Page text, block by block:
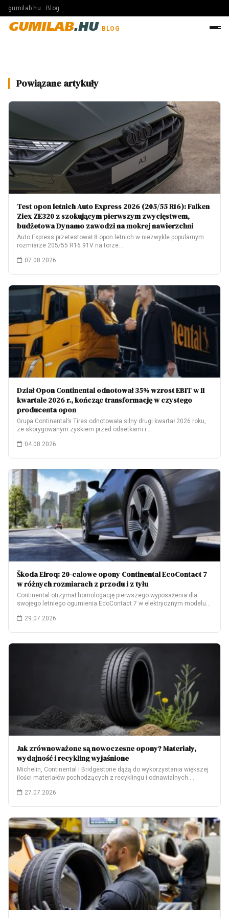
gumilab.hu · Blog
GUMILAB.HU BLOG
Powiązane artykuły
Test opon letnich Auto Express 2026 (205/55 R16): Falken
Ziex ZE320 z szokującym pierwszym zwycięstwem,
budżetowa Dynamo zawodzi na mokrej nawierzchni
Auto Express przetestował 8 opon letnich w niezwykle popularnym
rozmiarze 205/55 R16 91V na torze…
07.08.2026
Dział Opon Continental odnotował 35% wzrost EBIT w II
kwartale 2026 r., kończąc transformację w czystego
producenta opon
Grupa Continental’s Tires odnotowała silny drugi kwartał 2026 roku,
ze skorygowanym zyskiem przed odsetkami i…
04.08.2026
Škoda Elroq: 20-calowe opony Continental EcoContact 7
w różnych rozmiarach z przodu i z tyłu
Continental otrzymał homologację pierwszego wyposażenia dla
swojego letniego ogumienia EcoContact 7 w elektrycznym modelu
29.07.2026
Jak zrównoważone są nowoczesne opony? Materiały,
wydajność i recykling wyjaśnione
Michelin, Continental i Bridgestone dążą do wykorzystania większej
ilości materiałów pochodzących z recyklingu i odnawialnych.…
27.07.2026